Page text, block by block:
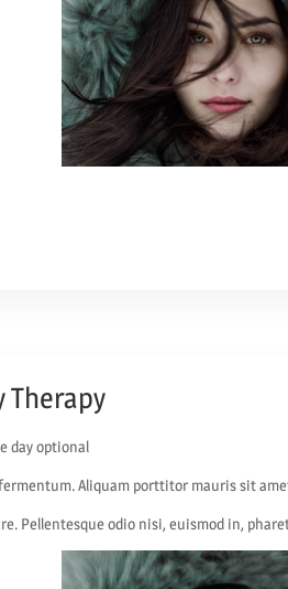
Therapy
day optional
Aliquam porttitor mauris sit
Pellentesque odio nisi, euismod in,